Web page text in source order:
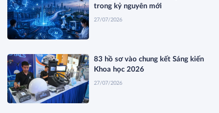
trong kỷ nguyên mới
27/07/2026
83 hồ sơ vào chung kết Sáng kiến
Khoa học 2026
27/07/2026